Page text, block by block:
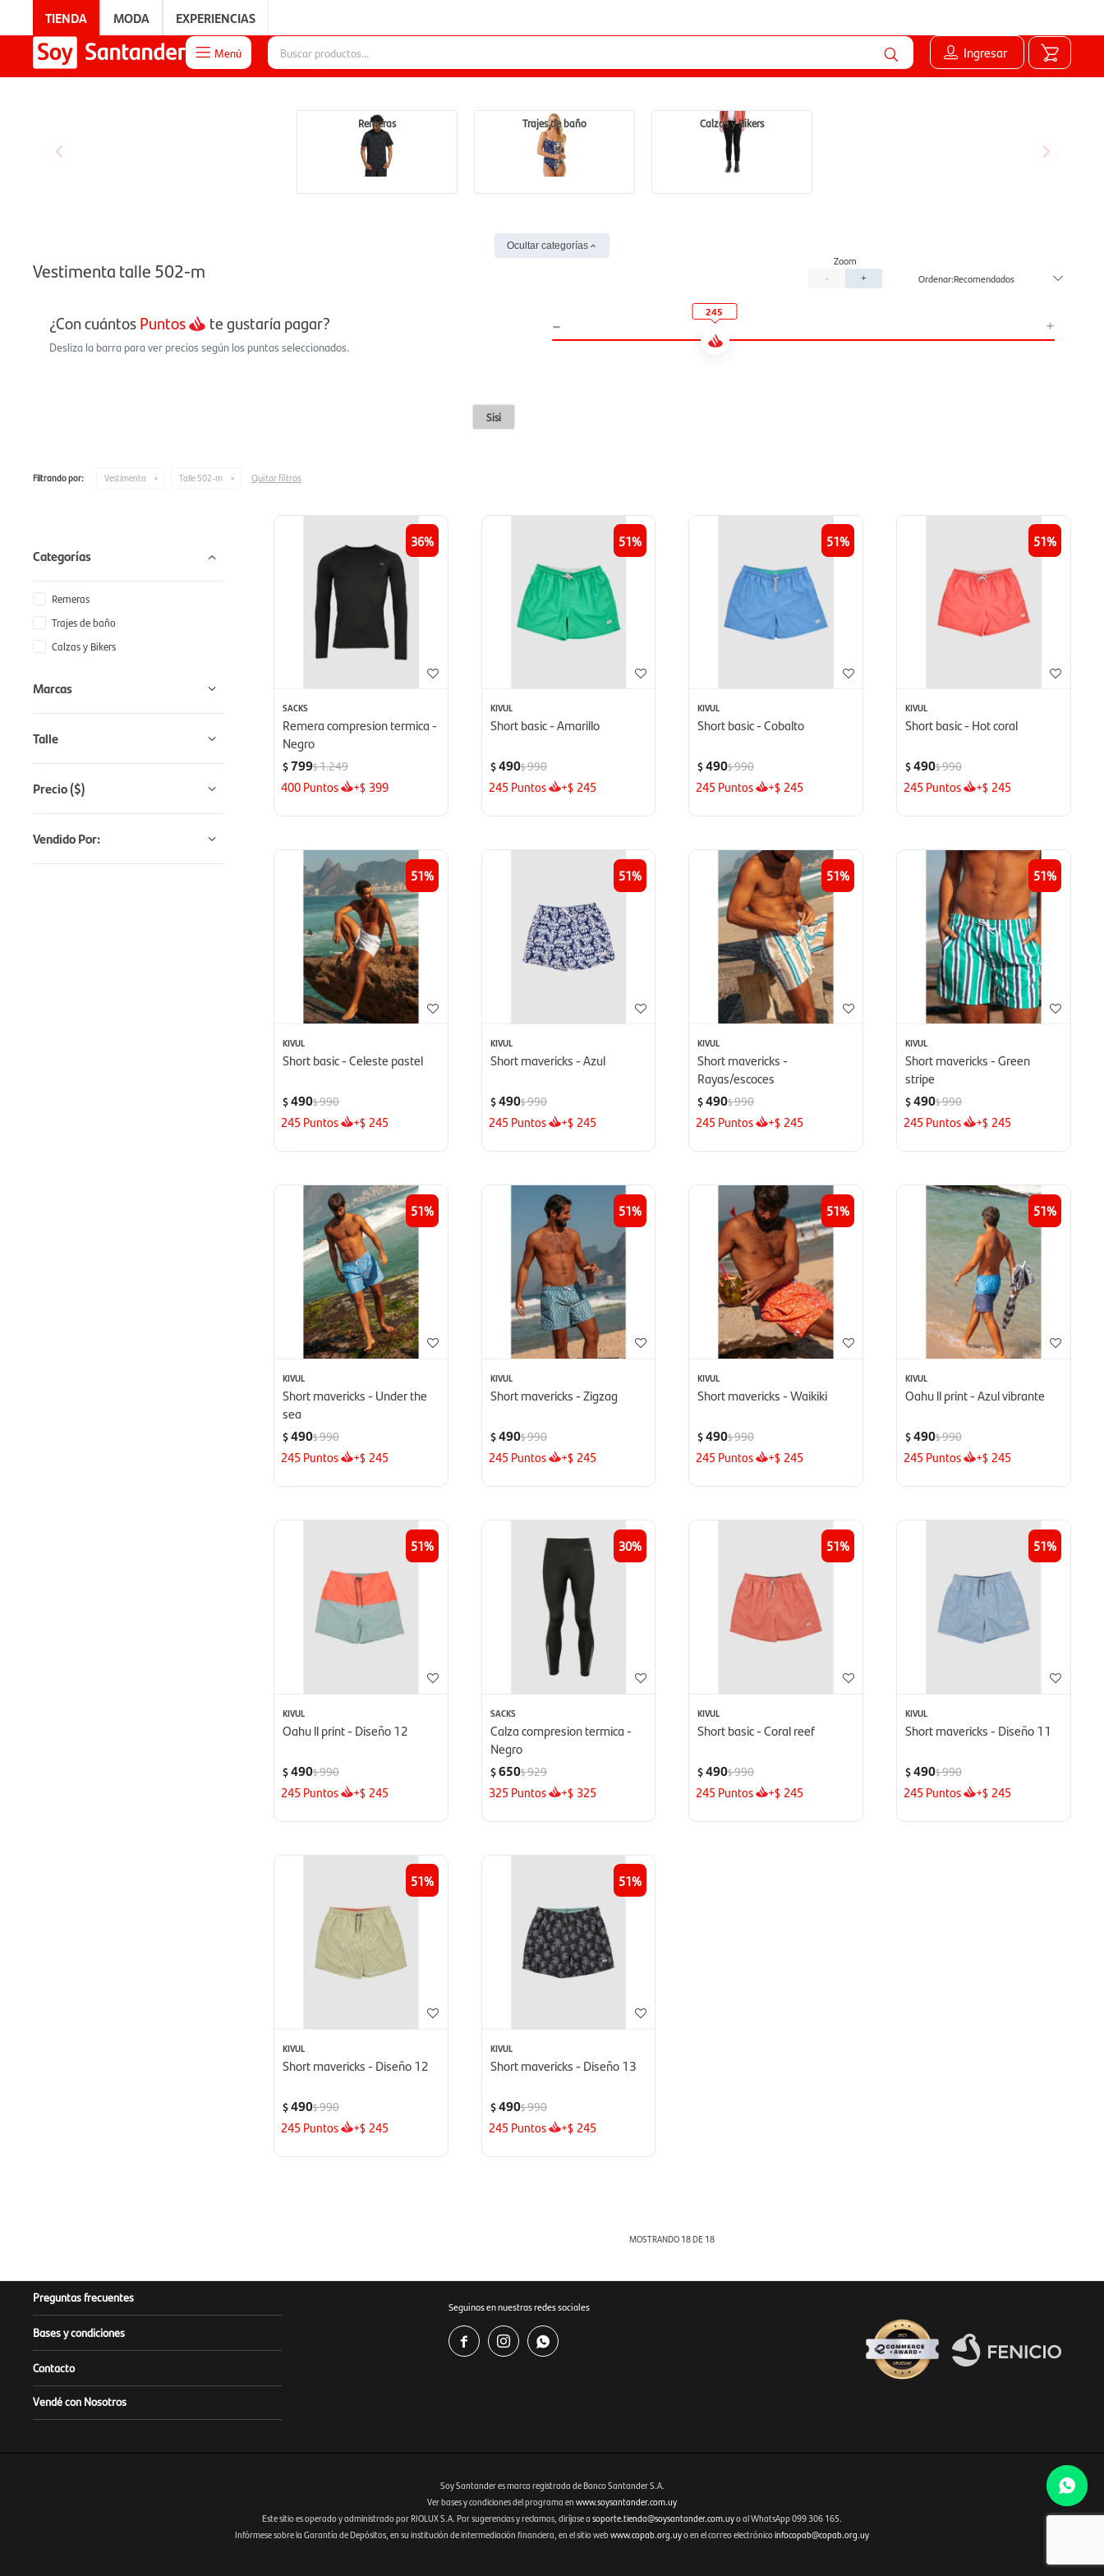
TIENDA MODA EXPERIENCIAS
 Menú Ingresar
Remeras Trajes de baño Calzas y Bikers
Ocultar categorías
Vestimenta talle 502-m - + Recomendados
¿Con cuántosPuntos te gustaría pagar?
Desliza la barra para ver precios según los puntos seleccionados.
- +
245
Sisi
Filtrando por: Vestimenta Talle 502-m Quitar filtros
36
SACKS
Remera compresion termica -
Negro
$799$1.249
400Puntos +$ 399
51
KIVUL
Short basic - Amarillo
$490$990
245 Puntos +$ 245
51
KIVUL
Short basic - Cobalto
$490$990
245 Puntos +$ 245
51
KIVUL
Short basic - Hot coral
$490$990
245 Puntos +$ 245
51
KIVUL
Short basic - Celeste pastel
$490$990
245 Puntos +$ 245
51
KIVUL
Short mavericks - Azul
$490$990
245 Puntos +$ 245
51
KIVUL
Short mavericks -
Rayas/escoces
$490$990
245 Puntos +$ 245
51
KIVUL
Short mavericks - Green
stripe
$490$990
245 Puntos +$ 245
51
KIVUL
Short mavericks - Under the
sea
$490$990
245 Puntos +$ 245
51
KIVUL
Short mavericks - Zigzag
$490$990
245 Puntos +$ 245
51
KIVUL
Short mavericks - Waikiki
$490$990
245 Puntos +$ 245
51
KIVUL
Oahu ll print - Azul vibrante
$490$990
245 Puntos +$ 245
51
KIVUL
Oahu ll print - Diseño 12
$490$990
245 Puntos +$ 245
30
SACKS
Calza compresion termica -
Negro
$650$929
325 Puntos +$ 325
51
KIVUL
Short basic - Coral reef
$490$990
245 Puntos +$ 245
51
KIVUL
Short mavericks - Diseño 11
$490$990
245 Puntos +$ 245
51
KIVUL
Short mavericks - Diseño 12
$490$990
245 Puntos +$ 245
51
KIVUL
Short mavericks - Diseño 13
$490$990
245 Puntos +$ 245
MOSTRANDO 18DE 18
Categorías
Remeras
Trajes de baño
Calzas y Bikers
Marcas
Talle
Precio($)
Vendido Por:
Preguntas frecuentes
Bases y condiciones
Contacto
Vendé con Nosotros
Seguinos en nuestras redes sociales
  
Fenicio eCommerce Uruguay
Soy Santander es marca registrada de Banco Santander S.A.
Ver bases y condiciones del programa en www.soysantander.com.uy
Este sitio es operado y administrado por RIOLUX S.A. Por sugerencias y reclamos, diríjase a soporte.tienda@soysantander.com.uyo al WhatsApp 099 306 165.
Infórmese sobre la Garantía de Depósitos, en su institución de intermediación financiera, en el sitio webwww.copab.org.uyo en el correo electrónicoinfocopab@copab.org.uy